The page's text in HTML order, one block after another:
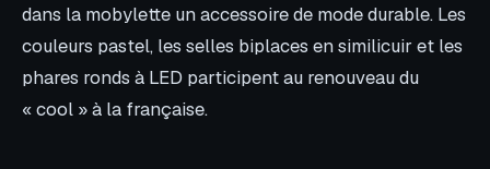
dans la mobylette un accessoire de mode durable. Les
couleurs pastel, les selles biplaces en similicuir et les
phares ronds à LED participent au renouveau du
« cool » à la française.